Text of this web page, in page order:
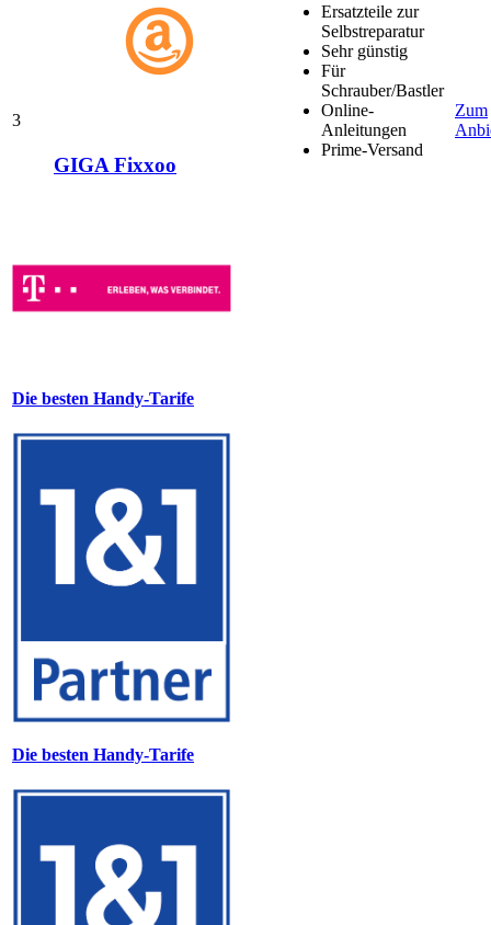
3
GIGA Fixxoo
Ersatzteile zur
Selbstreparatur
Sehr günstig
Für
Schrauber/Bastler
Online-
Anleitungen
Prime-Versand
Zum
Die besten Handy-Tarife
Die besten Handy-Tarife